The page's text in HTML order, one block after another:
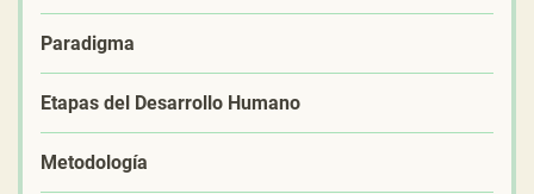
Paradigma
Etapas del Desarrollo Humano
Metodología